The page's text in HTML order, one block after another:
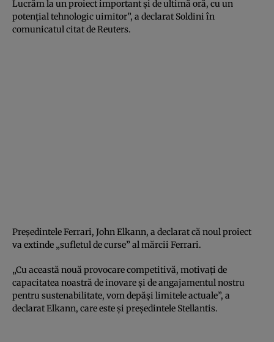
Lucrăm la un proiect important și de ultimă oră, cu un
potențial tehnologic uimitor”, a declarat Soldini în
comunicatul citat de Reuters.
Președintele Ferrari, John Elkann, a declarat că noul proiect
va extinde „sufletul de curse” al mărcii Ferrari.
„Cu această nouă provocare competitivă, motivați de
capacitatea noastră de inovare și de angajamentul nostru
pentru sustenabilitate, vom depăși limitele actuale”, a
declarat Elkann, care este și președintele Stellantis.